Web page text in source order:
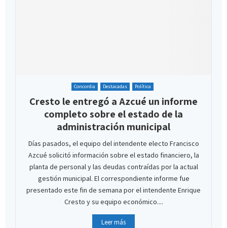
Concordia Destacadas Política
Cresto le entregó a Azcué un informe
completo sobre el estado de la
administración municipal
Días pasados, el equipo del intendente electo Francisco
Azcué solicitó información sobre el estado financiero, la
planta de personal y las deudas contraídas por la actual
gestión municipal. El correspondiente informe fue
presentado este fin de semana por el intendente Enrique
Cresto y su equipo económico....
Leer más